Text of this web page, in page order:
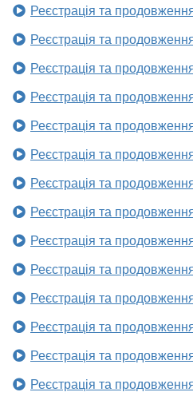
Реєстрація та
Реєстрація та
Реєстрація та
Реєстрація та
Реєстрація та
Реєстрація та
Реєстрація та
Реєстрація та
Реєстрація та
Реєстрація та
Реєстрація та
Реєстрація та
Реєстрація та
Реєстрація та